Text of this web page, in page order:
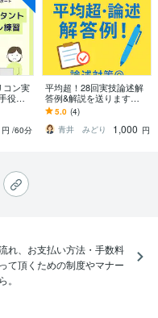
ン実
役し
番に
サポ
円 /60分
平均超！28回実技論述解
答例&解説を送ります
【攻略法付】キャリアコ
ンサルタント論述対策に
悩む方へ
5.0 (4)
青井 みどり
1,000 円
れ、お支払い方法・手数料
て頂くための制度やマナー